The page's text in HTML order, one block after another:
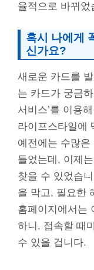
율적으로 바뀌었
혹시 나에게
신가요?
새로운 카드를
는 카드가 궁금
서비스’를 이용
라이프스타일에
예전에는 수많
들었는데, 이제
찾을 수 있었습
을 막고, 필요한
홈페이지에서는
하니, 접속할 때
수 있을 겁니다.